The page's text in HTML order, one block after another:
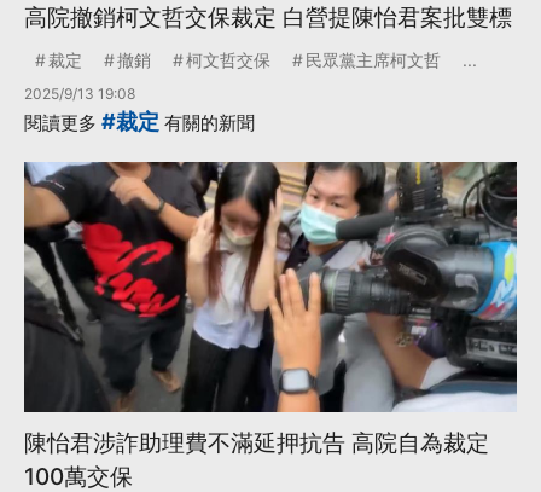
高院撤銷柯文哲交保裁定 白營提陳怡君案批雙標
裁定 撤銷 柯文哲交保 民眾黨主席柯文哲 ...
2025/9/13 19:08
閱讀更多 #裁定 有關的新聞
陳怡君涉詐助理費不滿延押抗告 高院自為裁定
100萬交保